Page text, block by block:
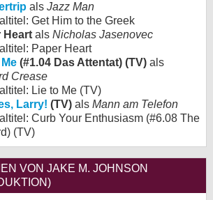
als Jazz Man
Get Him to the Greek
Heart als Nicholas Jasenovec
Paper Heart
(#1.04 Das Attentat) (TV) als
Crease
Lie to Me (TV)
Larry! (TV) als Mann am Telefon
Curb Your Enthusiasm (#6.08 The
(TV)
VON JAKE M. JOHNSON